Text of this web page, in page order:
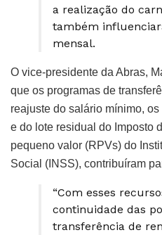
a realização do
também
mensal.
O vice-presidente da Abras,
que os programas de
reajuste do salário mínimo,
e do lote residual do Imposto
pequeno valor (RPVs) do
Social (INSS), contribuíram
“Com esses
continuidade das
transferência de